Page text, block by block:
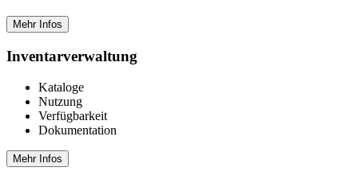
Mehr Infos
Inventarverwaltung
Kataloge
Nutzung
Verfügbarkeit
Dokumentation
Mehr Infos